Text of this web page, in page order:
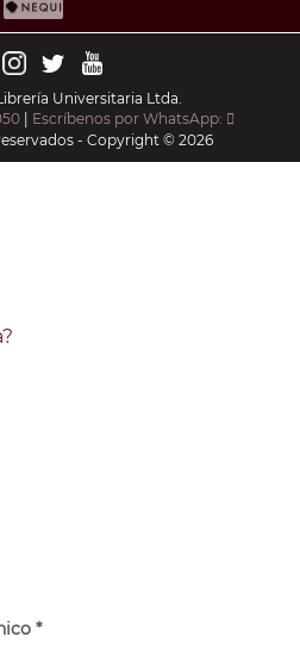
Universitaria Ltda.
| Escríbenos por WhatsApp:
- Copyright © 2026
*